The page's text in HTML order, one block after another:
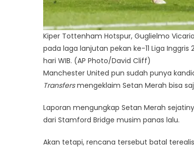
Kiper Tottenham Hotspur, Guglielmo
pada laga lanjutan pekan ke-11 Liga
hari WIB. (AP Photo/David Cliff)
Manchester United pun sudah punya
Transfersmengeklaim Setan Merah bisa
Laporan mengungkap Setan Merah
dari Stamford Bridge musim panas lalu.
Akan tetapi, rencana tersebut batal